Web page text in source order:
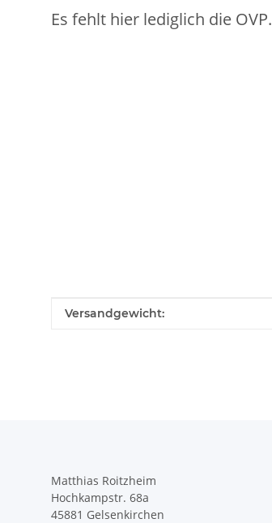
Es fehlt hier lediglich die OVP.
Produkteigenschaft
Wert
Versandgewicht:
Matthias Roitzheim
Hochkampstr. 68a
45881 Gelsenkirchen